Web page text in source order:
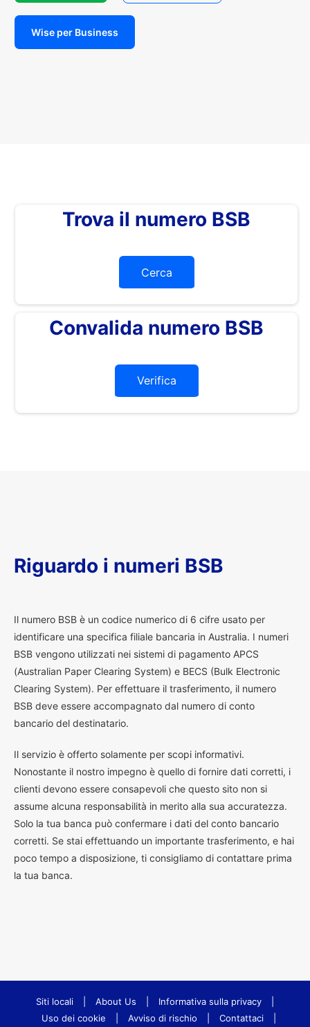
Wise per Business
Trova il numero BSB
Cerca
Convalida numero BSB
Verifica
Riguardo i numeri BSB
Il numero BSB è un codice numerico di 6 cifre usato per
identificare una specifica filiale bancaria in Australia. I numeri
BSB vengono utilizzati nei sistemi di pagamento APCS
(Australian Paper Clearing System) e BECS (Bulk Electronic
Clearing System). Per effettuare il trasferimento, il numero
BSB deve essere accompagnato dal numero di conto
bancario del destinatario.
Il servizio è offerto solamente per scopi informativi.
Nonostante il nostro impegno è quello di fornire dati corretti, i
clienti devono essere consapevoli che questo sito non si
assume alcuna responsabilità in merito alla sua accuratezza.
Solo la tua banca può confermare i dati del conto bancario
corretti. Se stai effettuando un importante trasferimento, e hai
poco tempo a disposizione, ti consigliamo di contattare prima
la tua banca.
Siti locali About Us Informativa sulla privacy
Uso dei cookie
Avviso di rischio Contattaci